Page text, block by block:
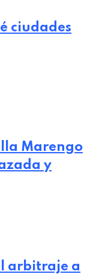
ciudades
Marengo
y
arbitraje a